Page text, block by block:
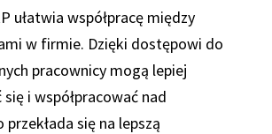
ułatwia współpracę między
w firmie. Dzięki dostępowi do
pracownicy mogą lepiej
i współpracować nad
się na lepszą